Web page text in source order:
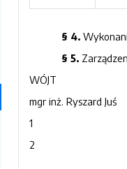
§ 4.
§ 5.
WÓJT
mgr inż. Ryszard Juś
1
2